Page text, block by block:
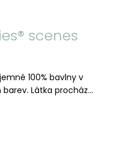
scenes
100% bavlny v
Látka procház...